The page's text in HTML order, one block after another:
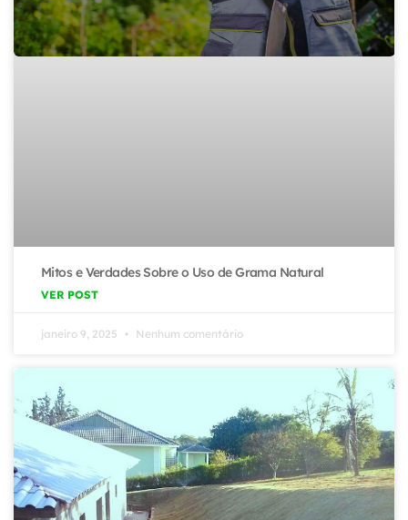
Mitos e Verdades Sobre o Uso de Grama Natural
VER POST
janeiro 9, 2025 Nenhum comentário